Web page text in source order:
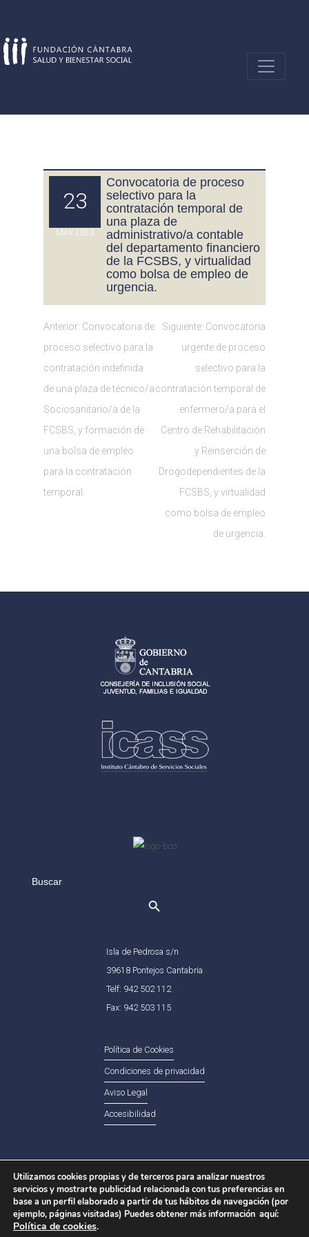
content
23
MAY 2023
Convocatoria de proceso
selectivo para la
contratación temporal de
una plaza de
administrativo/a contable
del departamento financiero
de la FCSBS, y virtualidad
como bolsa de empleo de
urgencia.
Navegación
de
entradas
Anterior: Convocatoria de
proceso selectivo para la
contratación indefinida
de una plaza de técnico/a
Sociosanitario/a de la
FCSBS, y formación de
una bolsa de empleo
para la contratación
temporal.
Siguiente: Convocatoria
urgente de proceso
selectivo para la
contratación temporal de
enfermero/a para el
Centro de Rehabilitación
y Reinserción de
Drogodependientes de la
FCSBS, y virtualidad
como bolsa de empleo
de urgencia.
for:
Isla de Pedrosa s/n
39618 Pontejos Cantabria
Telf: 942 502 112
Fax: 942 503 115
Política de Cookies
Condiciones de privacidad
Aviso Legal
Accesibilidad
© Copyright 2020 - Fundación Cántabra para la
Salud y Bienestar Social -
Utilizamos cookies propias y de terceros para analizar nuestros
servicios y mostrarte publicidad relacionada con tus preferencias en
base a un perfil elaborado a partir de tus hábitos de navegación (por
ejemplo, páginas visitadas) Puedes obtener más información aquí:
Política de cookies.